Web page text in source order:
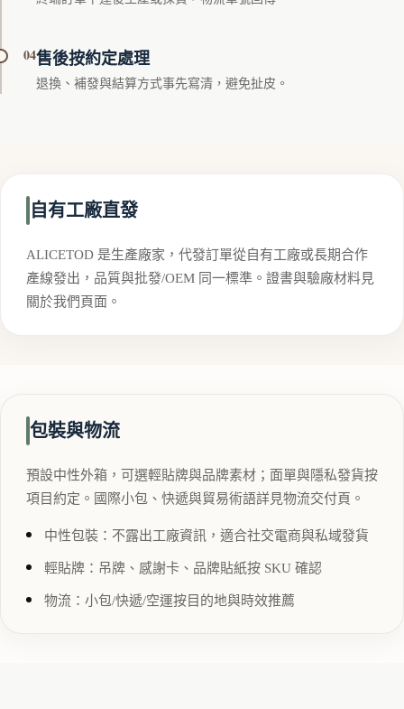
04售後按約定處理
退換、補發與結算方式事先寫清，避免扯皮。
自有工廠直發
ALICETOD 是生產廠家，代發訂單從自有工廠或長期合作
產線發出，品質與批發/OEM 同一標準。證書與驗廠材料見
關於我們頁面。
包裝與物流
預設中性外箱，可選輕貼牌與品牌素材；面單與隱私發貨按
項目約定。國際小包、快遞與貿易術語詳見物流交付頁。
中性包裝：不露出工廠資訊，適合社交電商與私域發貨
輕貼牌：吊牌、感謝卡、品牌貼紙按 SKU 確認
物流：小包/快遞/空運按目的地與時效推薦